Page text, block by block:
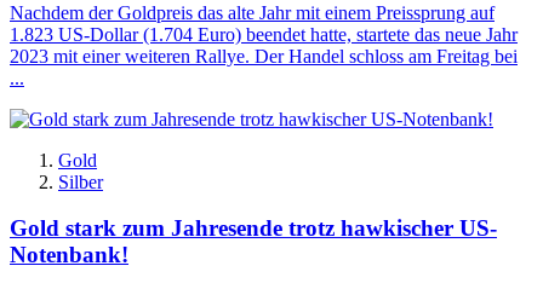
Nachdem der Goldpreis das alte Jahr mit einem Preissprung auf
1.823 US-Dollar (1.704 Euro) beendet hatte, startete das neue Jahr
2023 mit einer weiteren Rallye. Der Handel schloss am Freitag bei
...
Gold
Silber
Gold stark zum Jahresende trotz hawkischer US-
Notenbank!